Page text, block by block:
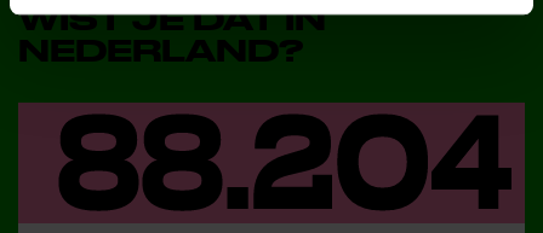
WIST JE DAT IN
NEDERLAND?